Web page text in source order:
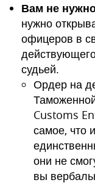
Вам не
нужно
офицеров в
судьей.
Ордер на
Customs
самое, что
они не
вы